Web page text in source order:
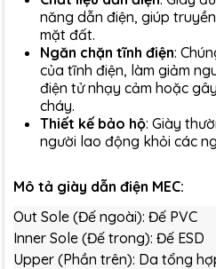
năng dẫn điện, giúp
mặt đất.
Ngăn chặn tĩnh điện:
của tĩnh điện, làm giảm
điện tử nhạy cảm hoặc
cháy.
Thiết kế bảo hộ: Giày
người lao động khỏi các
Mô tả giày dẫn điện MEC:
Out Sole (Đế ngoài): Đế PVC
Inner Sole (Đế trong): Đế ESD
Upper (Phần trên): Da tổng